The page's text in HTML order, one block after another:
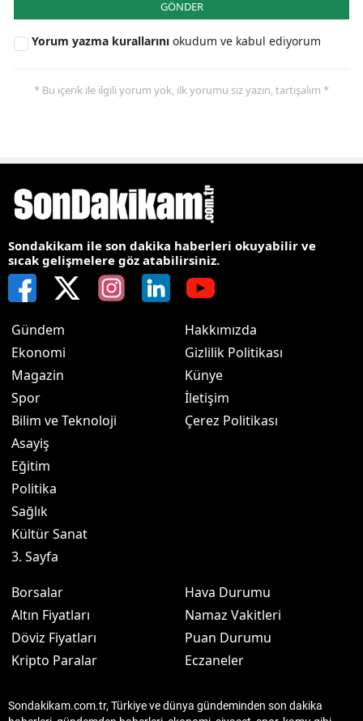
GÖNDER
Yorum yazma kurallarını okudum ve kabul ediyorum
* Bu içerik ile ilgili yorum yok, ilk yorumu siz yazın, tartışalım *
Sondakikam ile son dakika haberleri okuyabilir ve
sıcak gelişmelere göz atabilirsiniz.
Gündem
Ekonomi
Magazin
Spor
Bilim ve Teknoloji
Asayiş
Eğitim
Politika
Sağlık
Kültür Sanat
3. Sayfa
Hakkımızda
Gizlilik Politikası
Künye
İletişim
Çerez Politikası
Borsalar
Altın Fiyatları
Döviz Fiyatları
Kripto Paralar
Hava Durumu
Namaz Vakitleri
Puan Durumu
Eczaneler
Sondakikam.com.tr, Türkiye ve dünya gündeminden son dakika